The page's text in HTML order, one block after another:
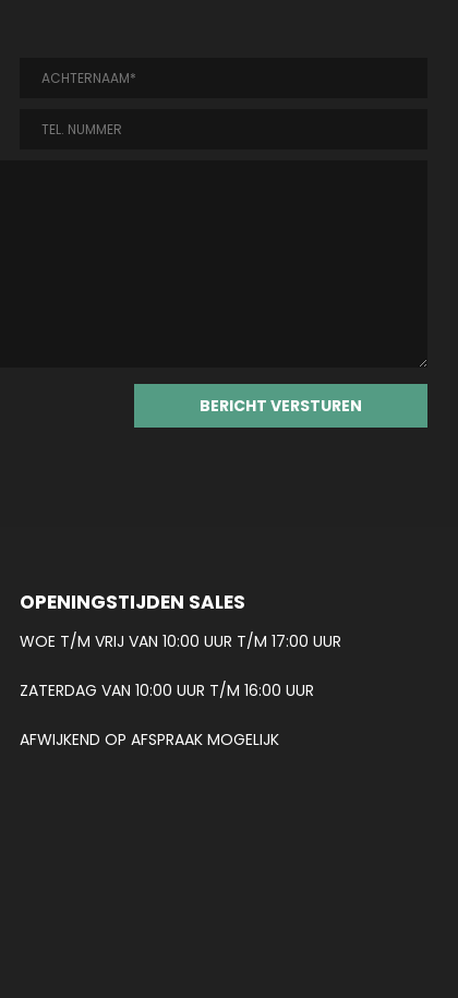
OPENINGSTIJDEN SALES
WOE T/M VRIJ VAN 10:00 UUR T/M 17:00 UUR
ZATERDAG VAN 10:00 UUR T/M 16:00 UUR
AFWIJKEND OP AFSPRAAK MOGELIJK